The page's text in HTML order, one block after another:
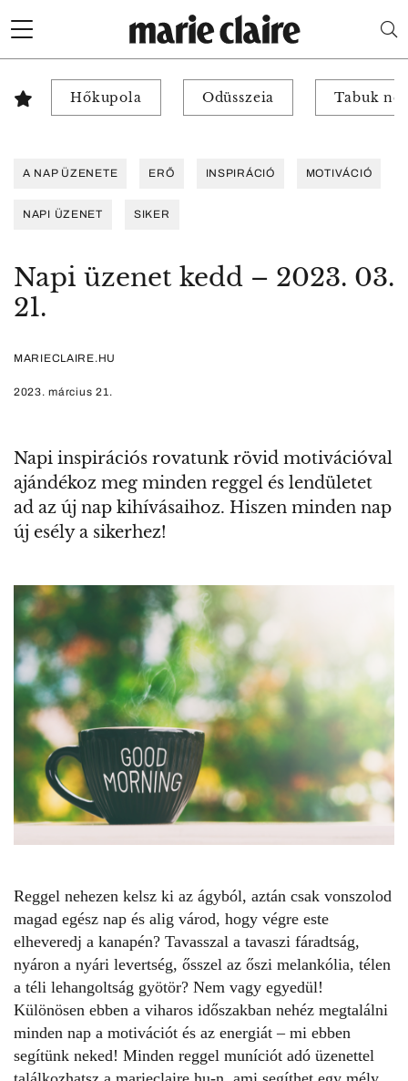
Hőkupola Odüsszeia Tabuk
A NAP ÜZENETE ERŐ INSPIRÁCIÓ MOTIVÁCIÓ
NAPI ÜZENET SIKER
Napi üzenet kedd – 2023. 03.
21.
MARIECLAIRE.HU
2023. március 21.
Napi inspirációs rovatunk rövid motivációval
ajándékoz meg minden reggel és lendületet
ad az új nap kihívásaihoz. Hiszen minden nap
új esély a sikerhez!
Reggel nehezen kelsz ki az ágyból, aztán csak vonszolod
magad egész nap és alig várod, hogy végre este
elheveredj a kanapén? Tavasszal a tavaszi fáradtság,
nyáron a nyári levertség, ősszel az őszi melankólia, télen
a téli lehangoltság gyötör? Nem vagy egyedül!
Különösen ebben a viharos időszakban nehéz megtalálni
minden nap a motivációt és az energiát – mi ebben
segítünk neked! Minden reggel muníciót adó üzenettel